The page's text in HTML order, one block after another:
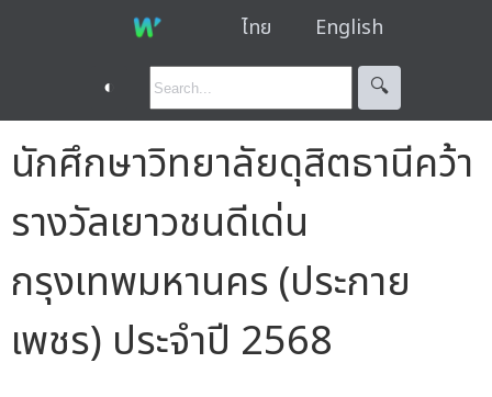
ไทย English
◐ 🔍︎
นักศึกษาวิทยาลัยดุสิตธานีคว้า
รางวัลเยาวชนดีเด่น
กรุงเทพมหานคร (ประกาย
เพชร) ประจำปี 2568